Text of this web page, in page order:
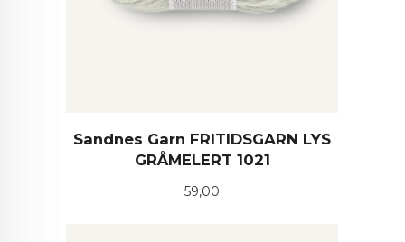
Sandnes Garn FRITIDSGARN LYS
GRÅMELERT 1021
Pris
59,00